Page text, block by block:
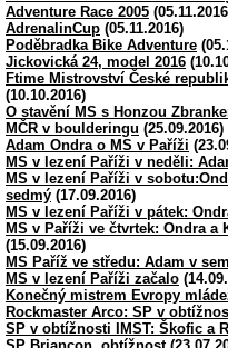
Adventure Race 2005
AdrenalinCup (05.11.2016)
Poděbradka Bike Adventure
Jickovická 24, model 2016
Ftime Mistrovství České
(10.10.2016)
O stavění MS s Honzou
MČR v boulderingu (25.09.2016)
Adam Ondra o MS v Paříži
MS v lezení Paříži v neděli:
MS v lezení Paříži v
sedmý (17.09.2016)
MS v lezení Paříži v pátek:
MS v Paříži ve čtvrtek: Ondra
(15.09.2016)
MS Paříž ve středu: Adam v
MS v lezení Paříži začalo
Konečný mistrem Evropy
Rockmaster Arco: SP v
SP v obtížnosti IMST: Škofic a